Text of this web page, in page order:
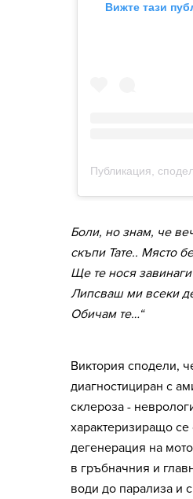
Боли, но знам, че
скъпи Тате.. Място
Ще те нося
Липсваш ми всеки
Обичам те…“
Виктория сподели,
диагностициран с
склероза -
характеризиращо
дегенерация на
в гръбначния и
води до парализа и